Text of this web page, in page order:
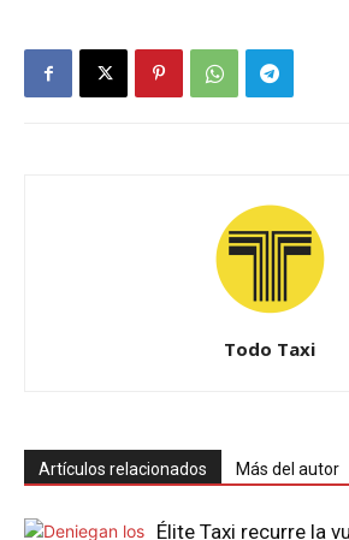
Todo Taxi
Artículos relacionados Más del autor
Élite Taxi recurre la